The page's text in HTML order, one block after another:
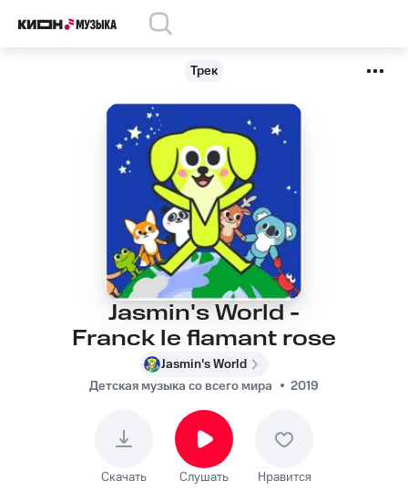
Трек
Jasmin's World -
Franck le flamant rose
Jasmin's World
Детская музыка со всего мира
2019
Скачать Слушать Нравится